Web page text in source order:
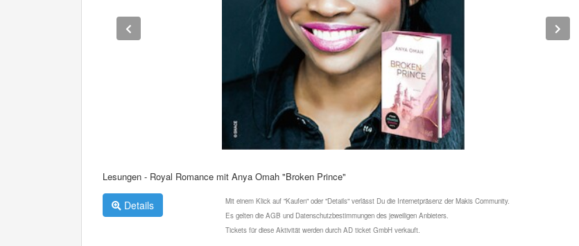
Lesungen - Royal Romance mit Anya Omah "Broken Prince"
Details
Mit einem Klick auf "Kaufen" oder "Details" verlässt Du die Internetpräsenz der Makis Community.
Es gelten die AGB und Datenschutzbestimmungen des jeweiligen Anbieters.
Tickets für diese Aktivität werden durch AD ticket GmbH verkauft.